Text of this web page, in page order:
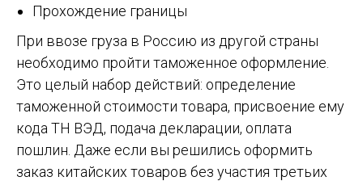
Прохождение границы
При ввозе груза в Россию из другой страны
необходимо пройти таможенное оформление.
Это целый набор действий: определение
таможенной стоимости товара, присвоение ему
кода ТН ВЭД, подача декларации, оплата
пошлин. Даже если вы решились оформить
заказ китайских товаров без участия третьих